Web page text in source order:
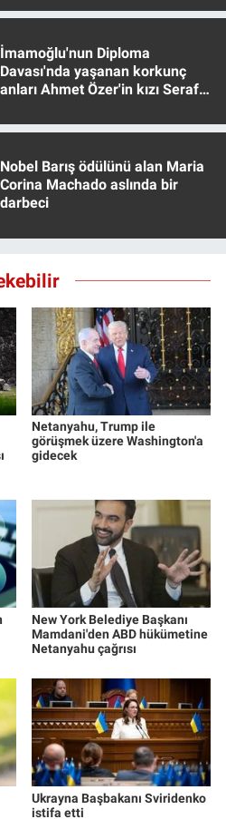
İmamoğlu'nun Diploma
Davası'nda yaşanan korkunç
anları Ahmet Özer'in kızı Seraf
Nobel Barış ödülünü alan Maria
Corina Machado aslında bir
darbeci
Netanyahu, Trump ile
görüşmek üzere Washington'a
gidecek
New York Belediye Başkanı
Mamdani'den ABD hükümetine
Netanyahu çağrısı
Ukrayna Başbakanı Sviridenko
istifa etti